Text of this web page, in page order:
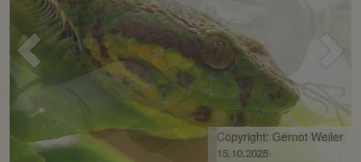
Voriges
Bild
Copyright: Gernot Weiler
15.10.2025